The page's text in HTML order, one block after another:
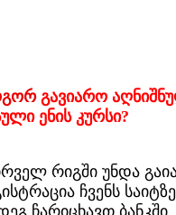
გავიარო
ენის კურსი?
რიგში უნდა
ჩვენს
ჩარიცხავთ ბანკში